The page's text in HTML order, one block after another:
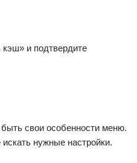
кэш» и подтвердите
свои особенности меню.
нужные настройки.